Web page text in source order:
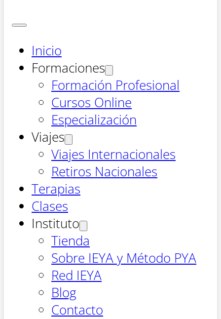
Inicio
Formaciones
Formación Profesional
Cursos Online
Especialización
Viajes
Viajes Internacionales
Retiros Nacionales
Terapias
Clases
Instituto
Tienda
Sobre IEYA y Método PYA
Red IEYA
Blog
Contacto